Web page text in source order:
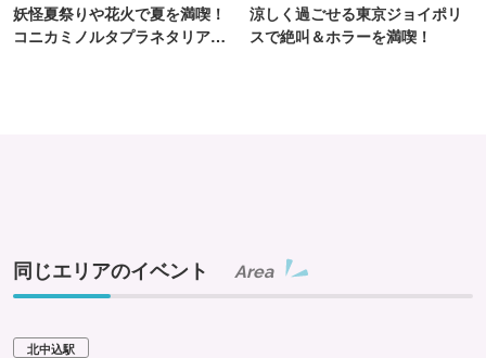
妖怪夏祭りや花火で夏を満喫！
コニカミノルタプラネタリア
涼しく過ごせる東京ジョイポリ
スで絶叫＆ホラーを満喫！
同じエリアのイベント Area
北中込駅